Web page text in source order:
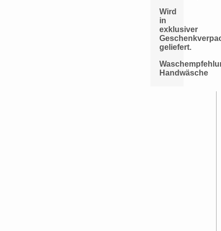
Wird
in
exklusiver
geliefert.
Handwäsche